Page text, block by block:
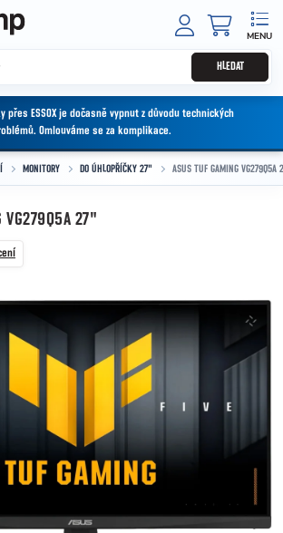
HLEDAT
přes ESSOX je dočasně vypnut z důvodu technických
Omlouváme se za komplikace.
MONITORY DO ÚHLOPŘÍČKY 27" ASUS TUF GAMING VG279Q5A
VG279Q5A 27"